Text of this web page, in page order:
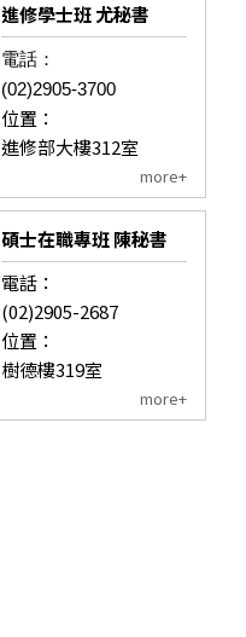
進修學士班 尤秘書
電話：
(02)2905-3700
位置：
進修部大樓312室
more+
碩士在職專班 陳秘書
電話：
(02)2905-2687
位置：
樹德樓319室
more+